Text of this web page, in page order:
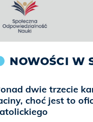
NOWOŚCI W
dwie trzecie
choć jest to